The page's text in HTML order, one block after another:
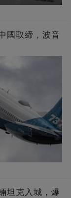
國取締，波音
坦克入城，爆